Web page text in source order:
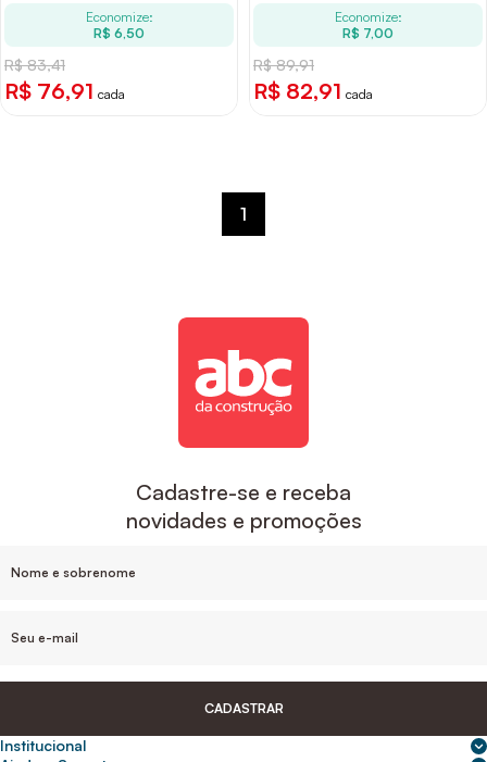
Economize:
R$ 6,50
R$ 83,41
R$ 76,91 cada
Economize:
R$ 7,00
R$ 89,91
R$ 82,91 cada
1
Cadastre-se e receba
novidades e promoções
CADASTRAR
Institucional